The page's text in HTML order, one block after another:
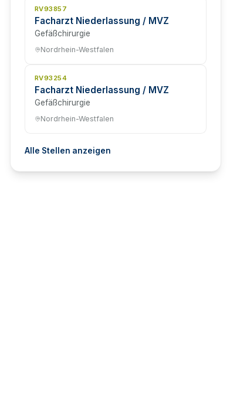
RV93857
Facharzt Niederlassung / MVZ
Gefäßchirurgie
Nordrhein-Westfalen
RV93254
Facharzt Niederlassung / MVZ
Gefäßchirurgie
Nordrhein-Westfalen
Alle Stellen anzeigen